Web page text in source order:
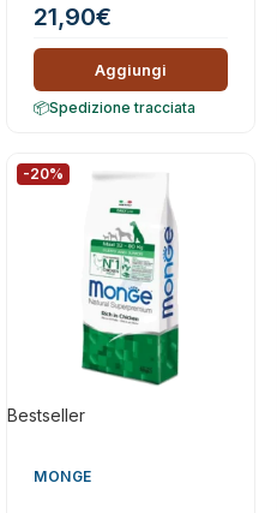
21,90€
Aggiungi
Spedizione tracciata
Bestseller
-20%
MONGE